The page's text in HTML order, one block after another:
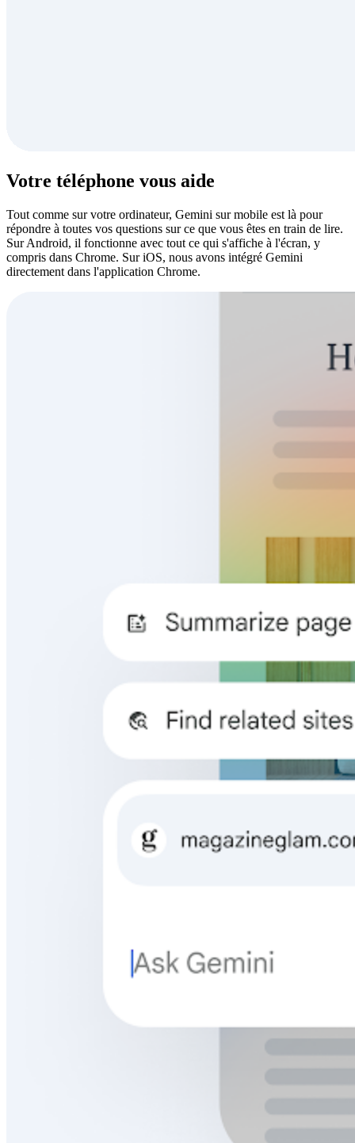
Votre téléphone vous aide
Tout comme sur votre ordinateur, Gemini sur mobile est là pour
répondre à toutes vos questions sur ce que vous êtes en train de lire.
Sur Android, il fonctionne avec tout ce qui s'affiche à l'écran, y
compris dans Chrome. Sur iOS, nous avons intégré Gemini
directement dans l'application Chrome.